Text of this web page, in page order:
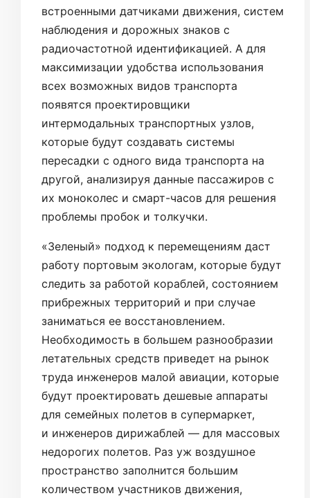
встроенными датчиками движения, систем
наблюдения и дорожных знаков с
радиочастотной идентификацией. А для
максимизации удобства использования
всех возможных видов транспорта
появятся проектировщики
интермодальных транспортных узлов,
которые будут создавать системы
пересадки с одного вида транспорта на
другой, анализируя данные пассажиров с
их моноколес и смарт-часов для решения
проблемы пробок и толкучки.
«Зеленый» подход к перемещениям даст
работу портовым экологам, которые будут
следить за работой кораблей, состоянием
прибрежных территорий и при случае
заниматься ее восстановлением.
Необходимость в большем разнообразии
летательных средств приведет на рынок
труда инженеров малой авиации, которые
будут проектировать дешевые аппараты
для семейных полетов в супермаркет,
и инженеров дирижаблей — для массовых
недорогих полетов. Раз уж воздушное
пространство заполнится большим
количеством участников движения,